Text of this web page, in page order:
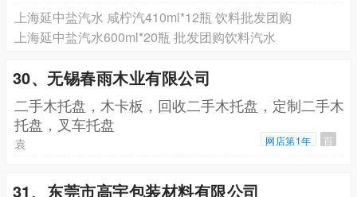
上海延中盐汽水 咸柠汽410ml*12瓶 饮料批发团购
上海延中盐汽水600ml*20瓶 批发团购饮料汽水
30、无锡春雨木业有限公司
二手木托盘，木卡板，回收二手木托盘，定制二手木
托盘，叉车托盘
袁 网店第1年 百
31、东莞市高宇包装材料有限公司